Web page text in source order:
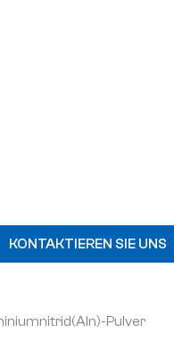
KONTAKTIEREN SIE UNS
Pulver